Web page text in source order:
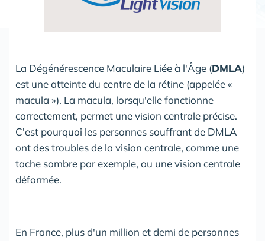
La Dégénérescence Maculaire Liée à l'Âge (DMLA)
est une atteinte du centre de la rétine (appelée «
macula »). La macula, lorsqu'elle fonctionne
correctement, permet une vision centrale précise.
C'est pourquoi les personnes souffrant de DMLA
ont des troubles de la vision centrale, comme une
tache sombre par exemple, ou une vision centrale
déformée.
En France, plus d'un million et demi de personnes